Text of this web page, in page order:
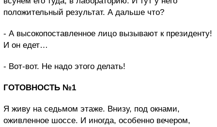
положительный результат. А дальше что?
- А высокопоставленное лицо вызывают к президенту!
И он едет…
- Вот-вот. Не надо этого делать!
ГОТОВНОСТЬ №1
Я живу на седьмом этаже. Внизу, под окнами,
оживленное шоссе. И иногда, особенно вечером,